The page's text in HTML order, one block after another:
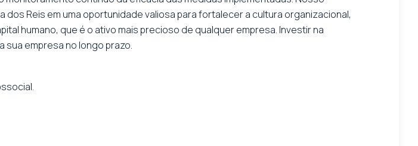
Reis em uma oportunidade valiosa para fortalecer a cultura organizacional,
humano, que é o ativo mais precioso de qualquer empresa. Investir na
sua empresa no longo prazo.